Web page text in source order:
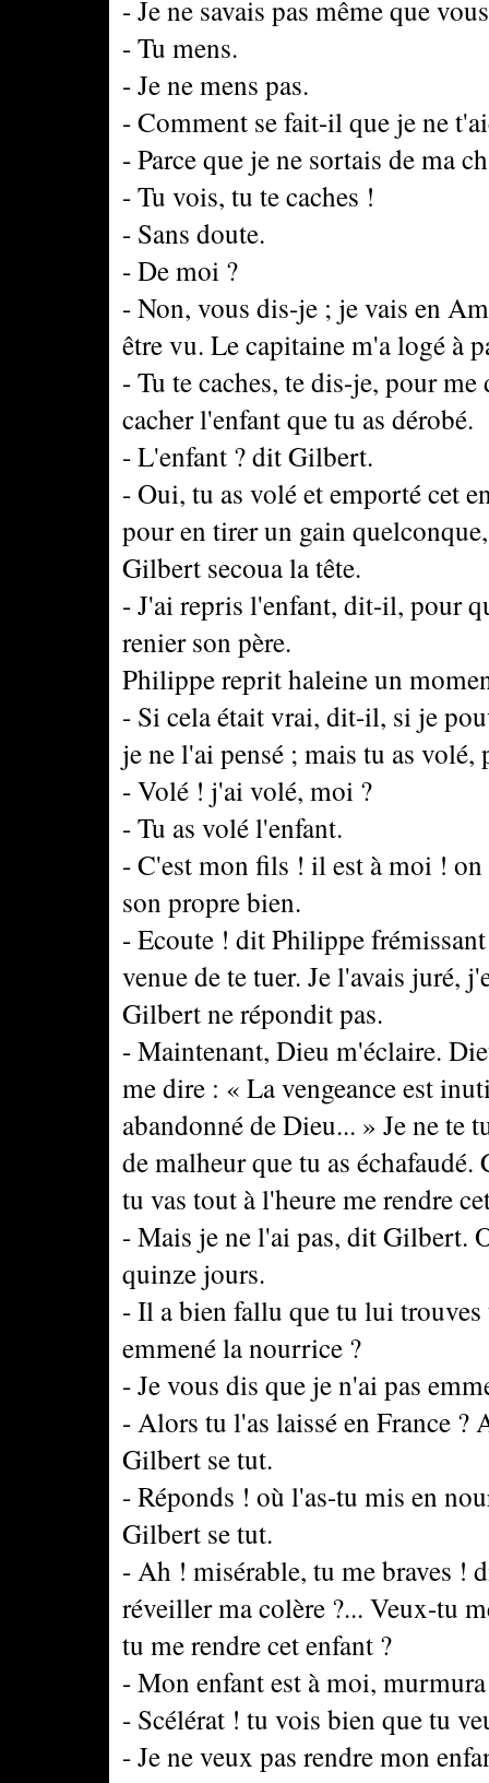
- Je ne savais pas même que
- Tu mens.
- Je ne mens pas.
- Comment se fait-il que je ne
- Parce que je ne sortais de ma
- Tu vois, tu te caches !
- Sans doute.
- De moi ?
- Non, vous dis-je ; je vais en
être vu. Le capitaine m'a logé à
- Tu te caches, te dis-je, pour
cacher l'enfant que tu as dérobé.
- L'enfant ? dit Gilbert.
- Oui, tu as volé et emporté cet
pour en tirer un gain
Gilbert secoua la tête.
- J'ai repris l'enfant, dit-il, pour
renier son père.
Philippe reprit haleine un
- Si cela était vrai, dit-il, si je
je ne l'ai pensé ; mais tu as
- Volé ! j'ai volé, moi ?
- Tu as volé l'enfant.
- C'est mon fils ! il est à moi !
son propre bien.
- Ecoute ! dit Philippe
venue de te tuer. Je l'avais juré,
Gilbert ne répondit pas.
- Maintenant, Dieu m'éclaire.
me dire : « La vengeance est
abandonné de Dieu... » Je ne te
de malheur que tu as
tu vas tout à l'heure me rendre
- Mais je ne l'ai pas, dit Gilbert.
quinze jours.
- Il a bien fallu que tu lui
emmené la nourrice ?
- Je vous dis que je n'ai pas
- Alors tu l'as laissé en France ?
Gilbert se tut.
- Réponds ! où l'as-tu mis en
Gilbert se tut.
- Ah ! misérable, tu me braves !
réveiller ma colère ?... Veux-tu
tu me rendre cet enfant ?
- Mon enfant est à moi,
- Scélérat ! tu vois bien que tu
- Je ne veux pas rendre mon